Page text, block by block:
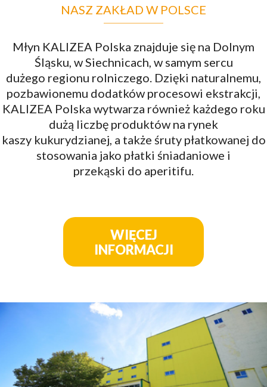
NASZ ZAKŁAD W POLSCE
Młyn KALIZEA Polska znajduje się na Dolnym
Śląsku, w Siechnicach, w samym sercu
dużego regionu rolniczego. Dzięki naturalnemu,
pozbawionemu dodatków procesowi ekstrakcji,
KALIZEA Polska wytwarza również każdego roku
dużą liczbę produktów na rynek
kaszy kukurydzianej, a także śruty płatkowanej do
stosowania jako płatki śniadaniowe i
przekąski do aperitifu.
WIĘCEJ
INFORMACJI